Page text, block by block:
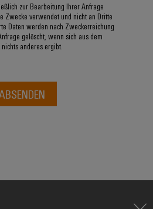
zur Bearbeitung Ihrer Anfrage
Zwecke verwendet und nicht an Dritte
Daten werden nach Zweckerreichung
gelöscht, wenn sich aus dem
anderes ergibt.